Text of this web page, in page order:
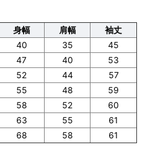
身幅 肩幅
袖丈
40 35
45
47 40
53
52 44
57
55 48
59
58 52
60
63 55
61
68 58 61